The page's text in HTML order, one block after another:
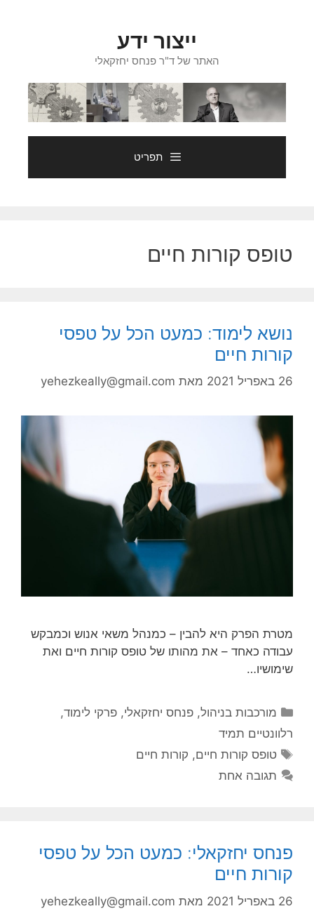
ייצור ידע
האתר של ד"ר פנחס יחזקאלי
תפריט
טופס קורות חיים
נושא לימוד: כמעט הכל על טפסי
קורות חיים
26 באפריל 2021 מאת yehezkeally@gmail.com
מטרת הפרק היא להבין – כמנהל משאי אנוש וכמבקש
עבודה כאחד – את מהותו של טופס קורות חיים ואת
שימושיו…
קטגוריות
מורכבות בניהול,פנחס יחזקאלי,פרקי לימוד,
רלוונטיים תמיד
תגיות
טופס קורות חיים, קורות חיים
תגובה אחת
פנחס יחזקאלי: כמעט הכל על טפסי
קורות חיים
26 באפריל 2021 מאת yehezkeally@gmail.com